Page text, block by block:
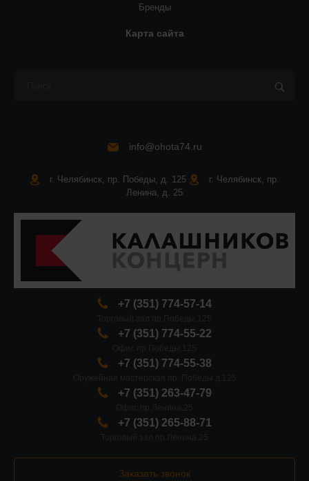
Бренды
Карта сайта
info@ohota74.ru
г. Челябинск, пр. Победы, д. 125
г. Челябинск, пр.
Ленина, д. 25
+7 (351) 774-57-14
+7 (351) 774-55-22
+7 (351) 774-55-38
+7 (351) 263-47-79
+7 (351) 265-88-71
Заказать звонок